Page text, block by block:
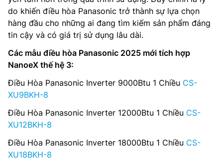
do khiến điều hòa Panasonic trở thành sự lựa chọn
hàng đầu cho những ai đang tìm kiếm sản phẩm đáng
tin cậy và có giá trị sử dụng lâu dài.
Các mẫu điều hòa Panasonic 2025 mới tích hợp
NanoeX thế hệ 3:
Điều Hòa Panasonic Inverter 9000Btu 1 Chiều CS-
XU9BKH-8
Điều Hòa Panasonic Inverter 12000Btu 1 Chiều CS-
XU12BKH-8
Điều Hòa Panasonic Inverter 18000Btu 1 Chiều CS-
XU18BKH-8